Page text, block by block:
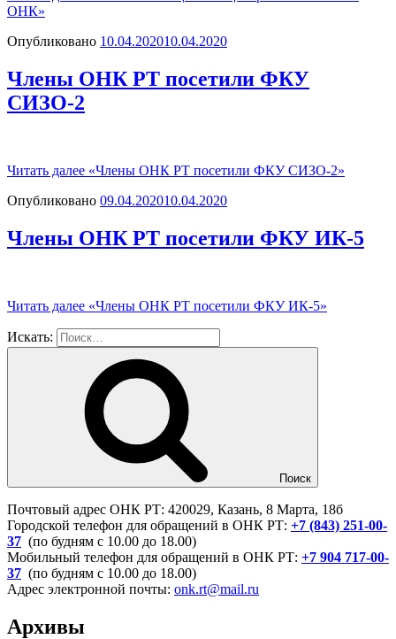
ОНК»
Опубликовано 10.04.202010.04.2020
Члены ОНК РТ посетили ФКУ
СИЗО-2
Читать далее «Члены ОНК РТ посетили ФКУ СИЗО-2»
Опубликовано 09.04.202010.04.2020
Члены ОНК РТ посетили ФКУ ИК-5
Читать далее «Члены ОНК РТ посетили ФКУ ИК-5»
Искать:
Поиск
Почтовый адрес ОНК РТ: 420029, Казань, 8 Марта, 18б
Городской телефон для обращений в ОНК РТ: +7 (843) 251-00-
37 (по будням с 10.00 до 18.00)
Мобильный телефон для обращений в ОНК РТ: +7 904 717-00-
37 (по будням с 10.00 до 18.00)
Адрес электронной почты: onk.rt@mail.ru
Архивы